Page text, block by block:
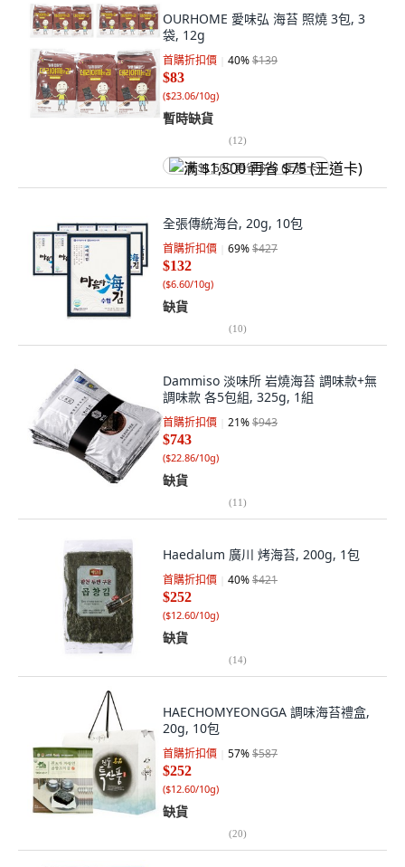
OURHOME 愛味弘 海苔 照燒 3包, 3
袋, 12g
首購折扣價 40%$139
$83
($23.06/10g)
暫時缺貨
(12)
满 $1,500 再省 $75 (王道卡)
全張傳統海台, 20g, 10包
首購折扣價 69%$427
$132
($6.60/10g)
缺貨
(10)
Dammiso 淡味所 岩燒海苔 調味款+無
調味款 各5包組, 325g, 1組
首購折扣價 21%$943
$743
($22.86/10g)
缺貨
(11)
Haedalum 廣川 烤海苔, 200g, 1包
首購折扣價 40%$421
$252
($12.60/10g)
缺貨
(14)
HAECHOMYEONGGA 調味海苔禮盒,
20g, 10包
首購折扣價 57%$587
$252
($12.60/10g)
缺貨
(20)